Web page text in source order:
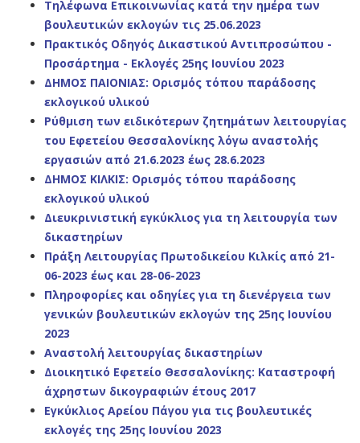
Τηλέφωνα Επικοινωνίας κατά την ημέρα των
βουλευτικών εκλογών τις 25.06.2023
Πρακτικός Οδηγός Δικαστικού Αντιπροσώπου -
Προσάρτημα - Εκλογές 25ης Ιουνίου 2023
ΔΗΜΟΣ ΠΑΙΟΝΙΑΣ: Ορισμός τόπου παράδοσης
εκλογικού υλικού
Ρύθμιση των ειδικότερων ζητημάτων λειτουργίας
του Εφετείου Θεσσαλονίκης λόγω αναστολής
εργασιών από 21.6.2023 έως 28.6.2023
ΔΗΜΟΣ ΚΙΛΚΙΣ: Ορισμός τόπου παράδοσης
εκλογικού υλικού
Διευκρινιστική εγκύκλιος για τη λειτουργία των
δικαστηρίων
Πράξη Λειτουργίας Πρωτοδικείου Κιλκίς από 21-
06-2023 έως και 28-06-2023
Πληροφορίες και οδηγίες για τη διενέργεια των
γενικών βουλευτικών εκλογών της 25ης Ιουνίου
2023
Αναστολή λειτουργίας δικαστηρίων
Διοικητικό Εφετείο Θεσσαλονίκης: Καταστροφή
άχρηστων δικογραφιών έτους 2017
Εγκύκλιος Αρείου Πάγου για τις βουλευτικές
εκλογές της 25ης Ιουνίου 2023